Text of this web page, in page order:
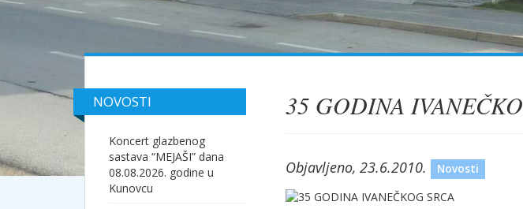
NOVOSTI
Koncert glazbenog
sastava “MEJAŠI” dana
08.08.2026. godine u
Kunovcu
35 GODINA
Objavljeno, 23.6.2010. Novosti